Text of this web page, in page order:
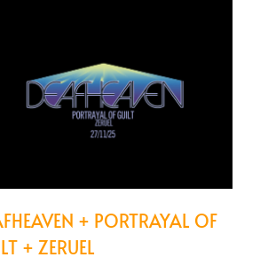
+ PORTRAYAL OF
+ ZERUEL